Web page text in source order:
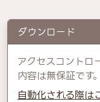
ダウンロード
アクセスコントロ
内容は無保証です。
自動化される際は